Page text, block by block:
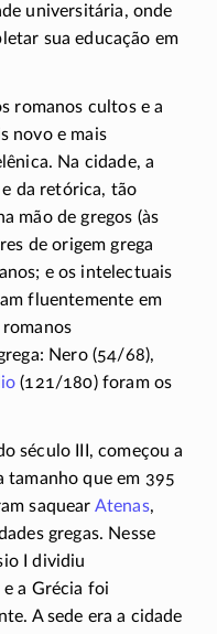
universitária, onde
sua educação em
romanos cultos e a
novo e mais
Na cidade, a
da retórica, tão
mão de gregos (às
de origem grega
e os intelectuais
fluentemente em
Nero (54/68),
(121/180)foram os
século III, começou a
tamanho que em 395
saquear Atenas,
gregas. Nesse
I dividiu
a Grécia foi
A sede era a cidade